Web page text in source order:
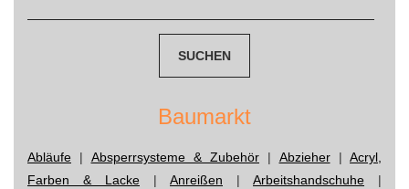
Baumarkt
Abläufe | Absperrsysteme & Zubehör | Abzieher| Acryl,
Farben & Lacke | Anreißen | Arbeitshandschuhe |